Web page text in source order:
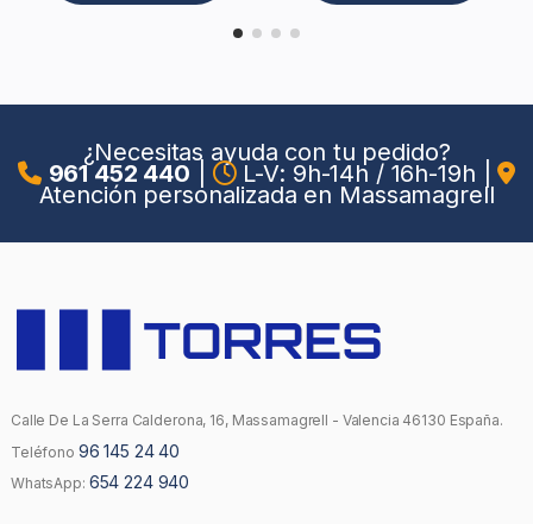
¿Necesitas ayuda con tu pedido?
961 452 440 L-V: 9h-14h / 16h-19h
Atención personalizada en Massamagrell
Calle De La Serra Calderona, 16, Massamagrell - Valencia 46130 España.
Teléfono 96 145 24 40
WhatsApp: 654 224 940